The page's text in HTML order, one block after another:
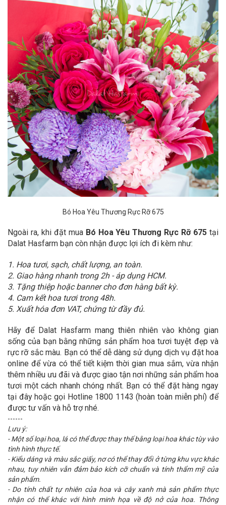
Bó Hoa Yêu Thương Rực Rỡ 675
Ngoài ra, khi đặt mua Bó Hoa Yêu Thương Rực Rỡ 675tại
Dalat Hasfarm bạn còn nhận được lợi ích đi kèm như:
1. Hoa tươi, sạch, chất lượng, an toàn.
2. Giao hàng nhanh trong 2h - áp dụng HCM.
3. Tặng thiệp hoặc banner cho đơn hàng bất kỳ.
4. Cam kết hoa tươi trong 48h.
5. Xuất hóa đơn VAT, chứng từ đầy đủ.
Hãy để Dalat Hasfarm mang thiên nhiên vào không gian
sống của bạn bằng những sản phẩm hoa tươi tuyệt đẹp và
rực rỡ sắc màu. Bạn có thể dễ dàng sử dụng dịch vụ đặt hoa
online để vừa có thể tiết kiệm thời gian mua sắm, vừa nhận
thêm nhiều ưu đãi và được giao tận nơi những sản phẩm hoa
tươi một cách nhanh chóng nhất. Bạn có thể đặt hàng ngay
tại đây hoặc gọi Hotline 1800 1143 (hoàn toàn miễn phí) để
được tư vấn và hỗ trợ nhé.
------
Lưu ý:
- Một số loại hoa, lá có thể được thay thế bằng loại hoa khác tùy vào
tình hình thực tế.
- Kiểu dáng và màu sắc giấy, nơ có thể thay đổi ở từng khu vực khác
nhau, tuy nhiên vẫn đảm bảo kích cỡ chuẩn và tính thẩm mỹ của
sản phẩm.
- Do tính chất tự nhiên của hoa và cây xanh mà sản phẩm thực
nhận có thể khác với hình minh họa về độ nở của hoa. Thông